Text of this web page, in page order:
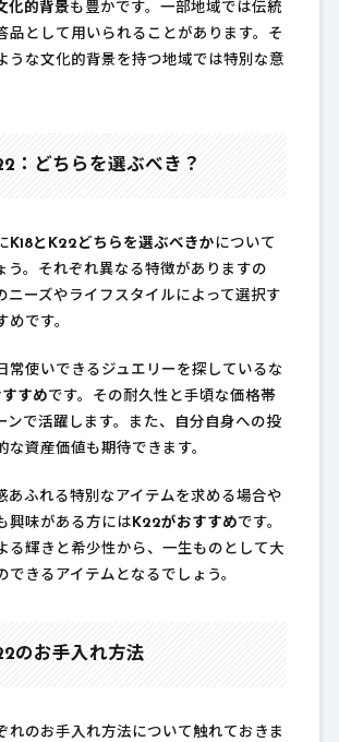
化的背景も豊かです。一部地域では伝統
品として用いられることがあります。そ
うな文化的背景を持つ地域では特別な意
：どちらを選ぶべき？
K18とK22どちらを選ぶべきかについて
う。それぞれ異なる特徴がありますの
ニーズやライフスタイルによって選択す
めです。
常使いできるジュエリーを探しているな
すすめ です。その耐久性と手頃な価格帯
ンで活躍します。また、自分自身への投
な資産価値も期待できます。
あふれる特別なアイテムを求める場合や
興味がある方には K22がおすすめ です。
る輝きと希少性から、一生ものとして大
できるアイテムとなるでしょう。
のお手入れ方法
れのお手入れ方法について触れておきま